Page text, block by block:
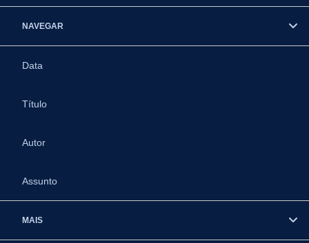
NAVEGAR
Data
Título
Autor
Assunto
MAIS